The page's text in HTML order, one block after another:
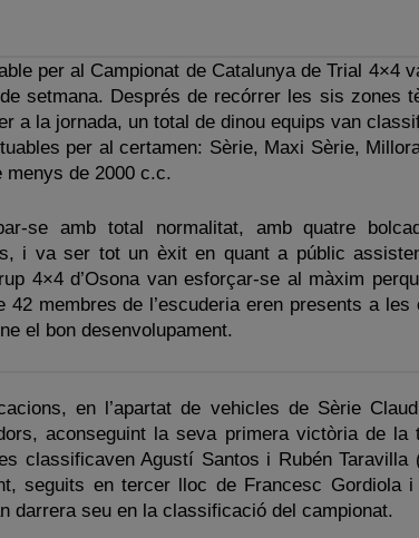
per al Campionat de Catalunya de Trial 4×4
setmana. Després de recórrer les sis zones
a la jornada, un total de dinou equips van
per al certamen: Sèrie, Maxi Sèrie,
de 2000 c.c.
se amb total normalitat, amb quatre
i va ser tot un èxit en quant a públic
4×4 d’Osona van esforçar-se al màxim
membres de l’escuderia eren presents a les
el bon desenvolupament.
en l’apartat de vehicles de Sèrie
aconseguint la seva primera victòria de la
classificaven Agustí Santos i Rubén Taravilla
seguits en tercer lloc de Francesc Gordiola
darrera seu en la classificació del campionat.